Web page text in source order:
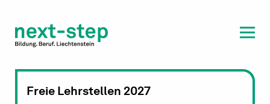
Beratung & Unterstützung
Freie Lehrstellen 2027